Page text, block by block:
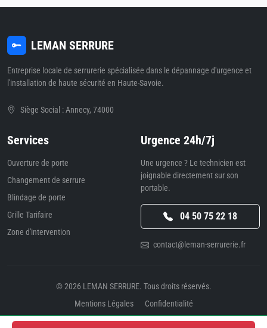
LEMAN SERRURE
Entreprise locale de serrurerie spécialisée dans le dépannage d'urgence et
l'installation de haute sécurité en Haute-Savoie.
Siège Social : Annecy, 74000
Services
Ouverture de porte
Changement de serrure
Blindage de porte
Grille Tarifaire
Zone d'intervention
Urgence 24h/7j
Une urgence ? Le technicien est
joignable directement sur son
portable.
04 50 75 22 18
contact@leman-serrurerie.fr
© 2026 LEMAN SERRURE. Tous droits réservés.
Mentions Légales
Confidentialité